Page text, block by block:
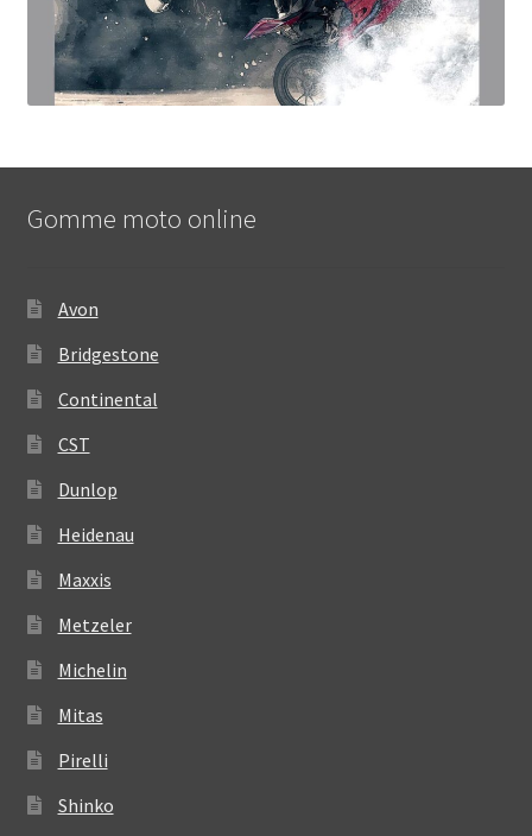
Gomme moto online
Avon
Bridgestone
Continental
CST
Dunlop
Heidenau
Maxxis
Metzeler
Michelin
Mitas
Pirelli
Shinko